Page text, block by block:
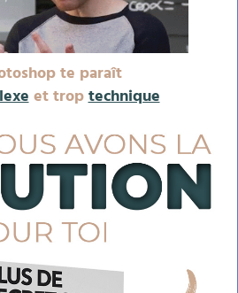
te paraît
et troptechnique